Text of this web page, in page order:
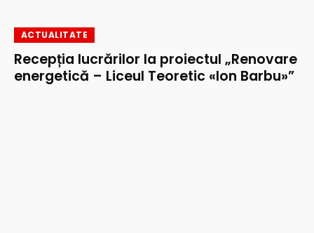
ACTUALITATE
Recepția lucrărilor la proiectul „Renovare
energetică – Liceul Teoretic «Ion Barbu»”